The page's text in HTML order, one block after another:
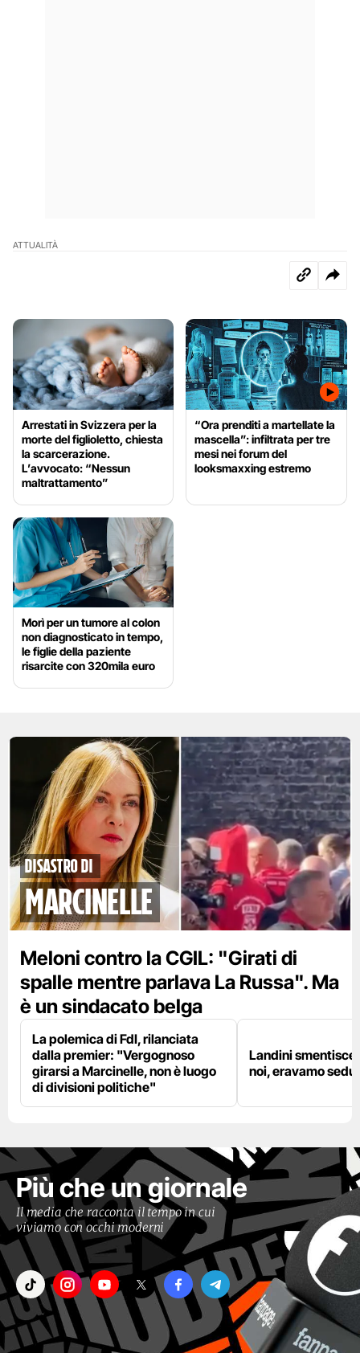
ATTUALITÀ
Arrestati in Svizzera per la
morte del figlioletto, chiesta
la scarcerazione.
L’avvocato: “Nessun
maltrattamento”
“Ora prenditi a martellate la
mascella”: infiltrata per tre
mesi nei forum del
looksmaxxing estremo
Morì per un tumore al colon
non diagnosticato in tempo,
le figlie della paziente
risarcite con 320mila euro
disastro di
marcinelle
Meloni contro la CGIL: "Girati di
spalle mentre parlava La Russa". Ma
è un sindacato belga
La polemica di FdI, rilanciata
dalla premier: "Vergognoso
girarsi a Marcinelle, non è luogo
di divisioni politiche"
Landini
noi, eravamo
Più che un giornale
Il media che racconta il tempo in cui
viviamo con occhi moderni